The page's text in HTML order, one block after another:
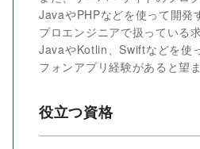
JavaやPHPなどを使って開発
プロエンジニアで扱っている
JavaやKotlin、Swiftなどを使
フォンアプリ経験があると望
役立つ資格